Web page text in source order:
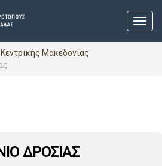
Κεντρικής Μακεδονίας
ΔΡΟΣΙΑΣ